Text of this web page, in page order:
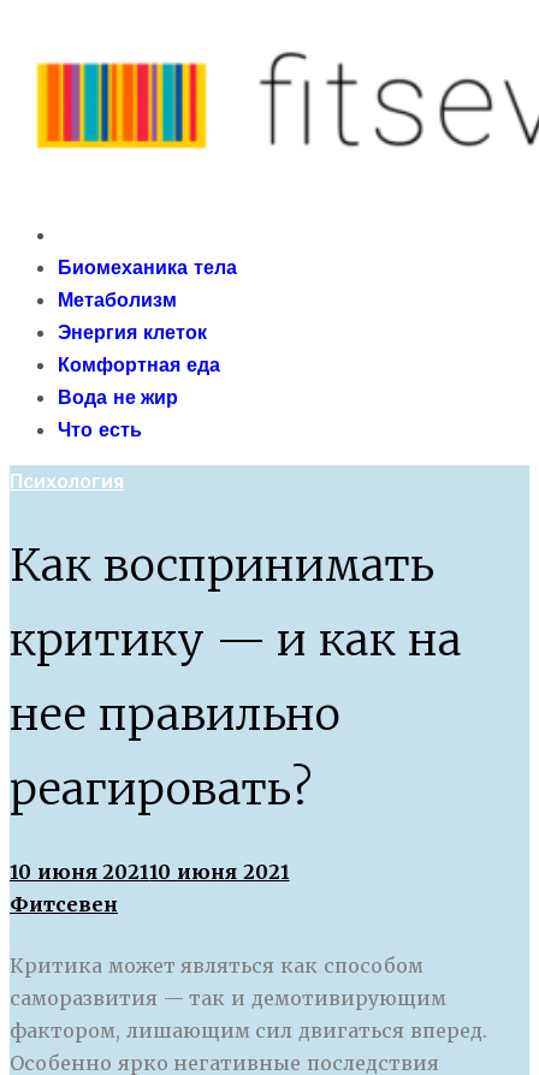
сайт о метаболизме и энергетической адаптации
организма после 40 лет
Primary
MenuБиомеханика тела
Метаболизм
Энергия клеток
Комфортная еда
Вода не жир
Что есть
Психология
Как воспринимать
критику — и как на
нее правильно
реагировать?
10 июня 202110 июня 2021
Фитсевен
Критика может являться как способом
саморазвития — так и демотивирующим
фактором, лишающим сил двигаться вперед.
Особенно ярко негативные последствия